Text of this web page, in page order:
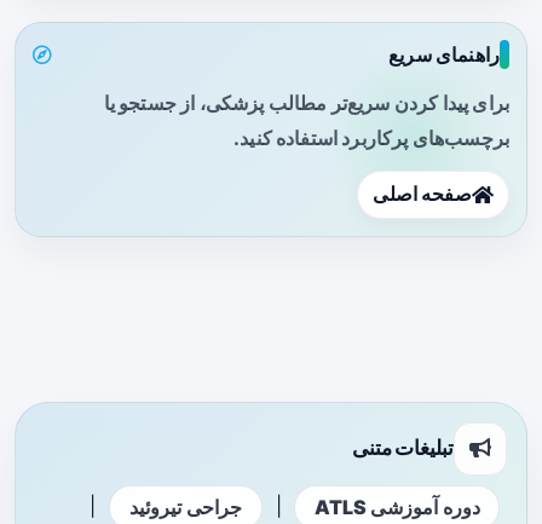
راهنمای سریع
برای پیدا کردن سریع‌تر مطالب پزشکی، از جستجو یا
برچسب‌های پرکاربرد استفاده کنید.
صفحه اصلی
تبلیغات متنی
دوره آموزشی ATLS جراحی تیروئید